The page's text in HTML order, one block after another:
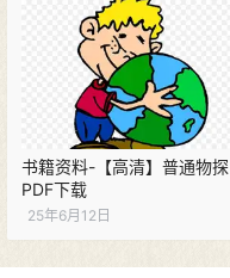
书籍资料-【高清】普通物探
PDF下载
25年6月12日